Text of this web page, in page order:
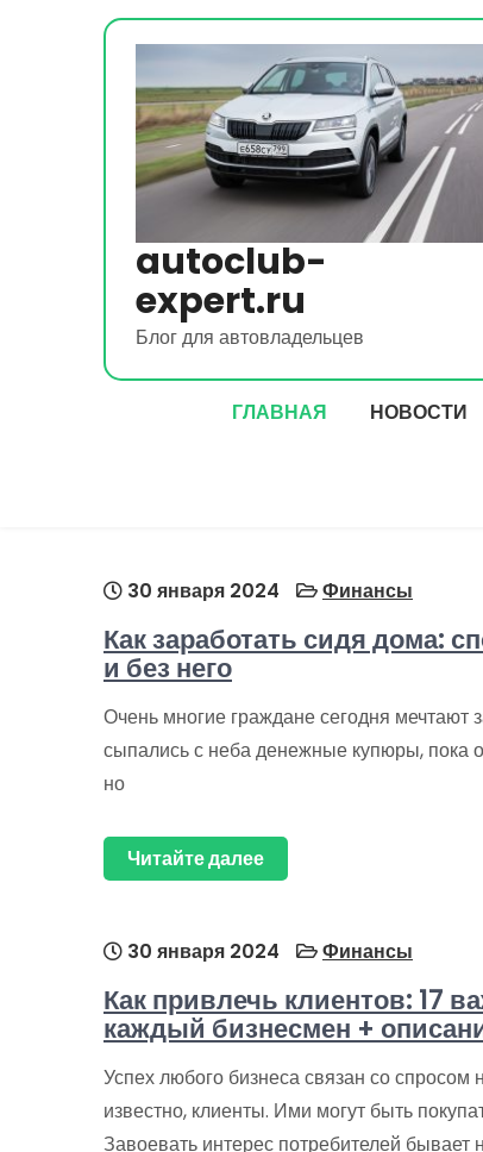
autoclub-
expert.ru
Блог для автовладельцев
ГЛАВНАЯ НОВОСТИ
30 января 2024 Финансы
Как заработать сидя дома:
и без него
Очень многие граждане сегодня мечтают
сыпались с неба денежные купюры, пока
но
Читайте далее
30 января 2024 Финансы
Как привлечь клиентов: 17
каждый бизнесмен +
Успех любого бизнеса связан со
известно, клиенты. Ими могут быть
Завоевать интерес потребителей бывает